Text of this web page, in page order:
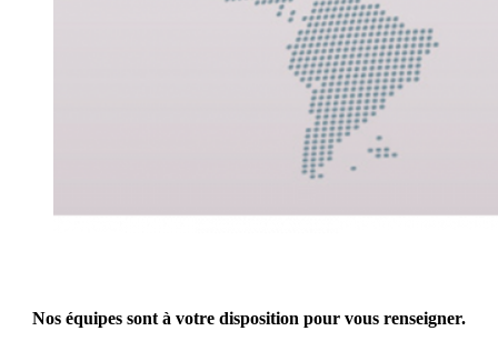
Nos équipes sont à votre disposition pour vous renseigner.